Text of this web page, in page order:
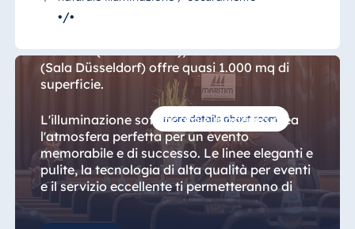
Garden
Conference
Center Taicang
Italia
Resort Calabria
•/•
more details about room
Maritim" (Sala Maritim), la "Saal Düsseldorf "
(Sala Düsseldorf) offre quasi 1.000 mq di
superficie.
L'illuminazione sofisticata e moderna crea
l'atmosfera perfetta per un evento
memorabile e di successo. Le linee eleganti e
pulite, la tecnologia di alta qualità per eventi
e il servizio eccellente ti permetteranno di
rilassarti durante l'evento.